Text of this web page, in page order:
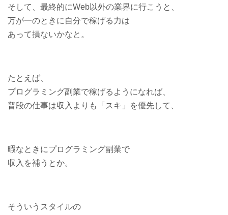
そして、最終的にWeb以外の業界に行こうと、
万が一のときに自分で稼げる力は
あって損ないかなと。
たとえば、
プログラミング副業で稼げるようになれば、
普段の仕事は収入よりも「スキ」を優先して、
暇なときにプログラミング副業で
収入を補うとか。
そういうスタイルの